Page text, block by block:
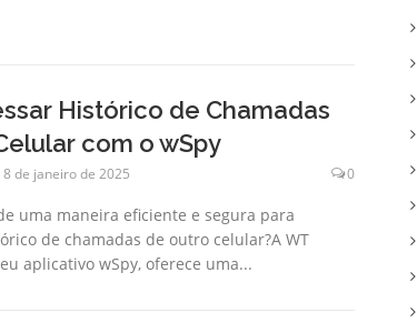
Histórico de Chamadas
com o wSpy
8 de janeiro de 2025 0
uma maneira eficiente e segura para
de chamadas de outro celular?A WT
aplicativo wSpy, oferece uma...